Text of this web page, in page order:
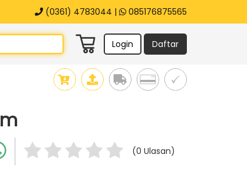
(0361) 4783044 | 085176875565
Login Daftar
(0 Ulasan)